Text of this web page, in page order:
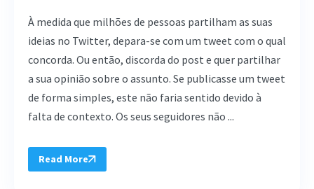
À medida que milhões de pessoas partilham as suas
ideias no Twitter, depara-se com um tweet com o qual
concorda. Ou então, discorda do post e quer partilhar
a sua opinião sobre o assunto. Se publicasse um tweet
de forma simples, este não faria sentido devido à
falta de contexto. Os seus seguidores não ...
Read More